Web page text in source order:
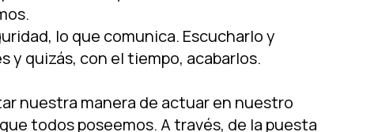
lo que comunica. Escucharlo y
y quizás, con el tiempo, acabarlos.
nuestra manera de actuar en nuestro
todos poseemos. A través, de la puesta